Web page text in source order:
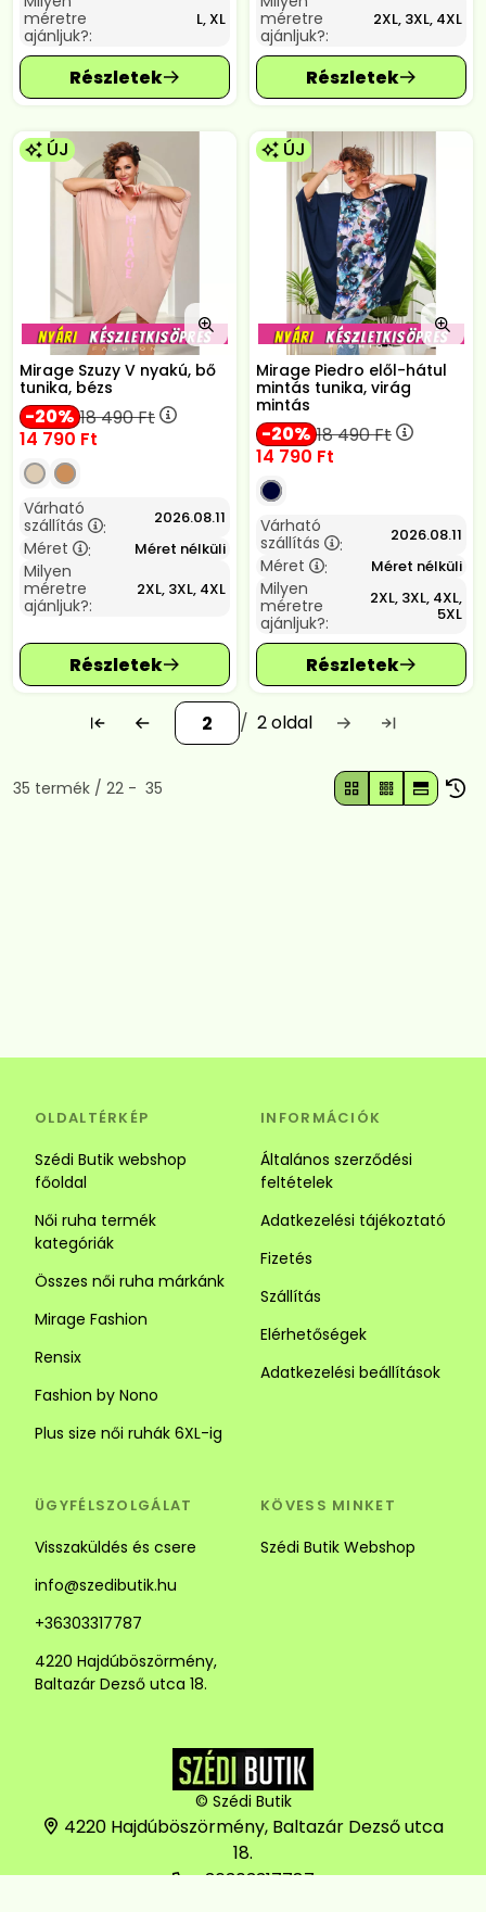
méretre
ajánljuk?:
L, XL
méretre
ajánljuk?:
2XL, 3XL, 4XL
ÚJ
Mirage Szuzy V nyakú, bő
tunika, bézs
20 18 490Ft
14 790 Ft
Várható
szállítás
: 2026.08.11
Méret : Méret nélküli
Milyen
méretre
ajánljuk?:
2XL, 3XL, 4XL
ÚJ
Mirage Piedro elől-hátul
mintás tunika, virág
mintás
20 18 490Ft
14 790 Ft
Várható
szállítás
: 2026.08.11
Méret : Méret nélküli
Milyen
méretre
ajánljuk?:
2XL, 3XL, 4XL,
5XL
2
Összes termék a kategóriában
35 termék 22 35
OLDALTÉRKÉP
Szédi Butik webshop
főoldal
Női ruha termék
kategóriák
Összes női ruha márkánk
Mirage Fashion
Rensix
Fashion by Nono
Plus size női ruhák 6XL-ig
INFORMÁCIÓK
Általános szerződési
feltételek
Adatkezelési tájékoztató
Fizetés
Szállítás
Elérhetőségek
Adatkezelési beállítások
ÜGYFÉLSZOLGÁLAT
Visszaküldés és csere
info@szedibutik.hu
+36303317787
4220 Hajdúböszörmény,
Baltazár Dezső utca 18.
KÖVESS MINKET
Szédi Butik Webshop
© Szédi Butik
4220 Hajdúböszörmény, Baltazár Dezső utca
18.
+36303317787